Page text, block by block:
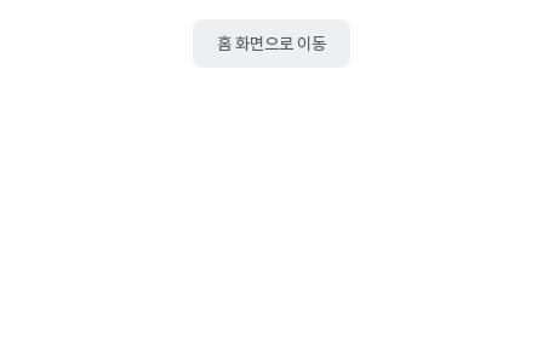
홈 화면으로 이동